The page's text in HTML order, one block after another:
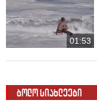
01:53
ბოლო სიახლეები